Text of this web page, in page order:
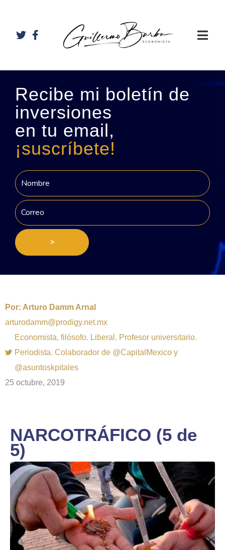
Recibe mi boletín de
inversiones
en tu email,
¡suscríbete!
>
Por: Arturo Damm Arnal
arturodamm@prodigy.net.mx
Economista, filósofo. Liberal. Profesor universitario.
Periodista. Colaborador de @CapitalMexico y
@asuntoskpitales
25 octubre, 2019
NARCOTRÁFICO (5 de
5)